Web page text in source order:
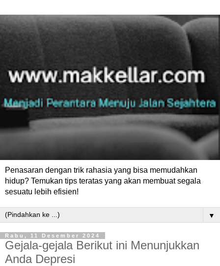
Penasaran dengan trik rahasia yang bisa memudahkan
hidup? Temukan tips teratas yang akan membuat segala
sesuatu lebih efisien!
▼
Rabu, 11 Desember 2024
Gejala-gejala Berikut ini Menunjukkan
Anda Depresi